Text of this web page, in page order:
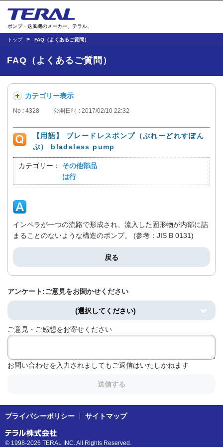
ポンプ・送風機のメーカー、テラル。
トップ FAQ（よくあるご質問）
FAQ（よくあるご質問）
カテゴリー表示
No : 4328 公開日時 : 2017/02/10 22:32
【用語】 ブレードレスポンプ（ぶれーどれすぽん
ぷ） bladeless pump
カテゴリー：
その他部品
は行
インペラが一つの流路で形成され、流入した固形物が内部に詰
まることのないような構造のポンプ。 (参考：JIS B 0131)
戻る
アンケート:ご意見をお聞かせください
(選択してください)
ご意見・ご感想をお寄せください
お問い合わせを入力されましてもご返信はいたしかねます
送信する
プライバシーポリシー サイトマップ
© 1998-2026 TERAL INC. All Rights Reserved.